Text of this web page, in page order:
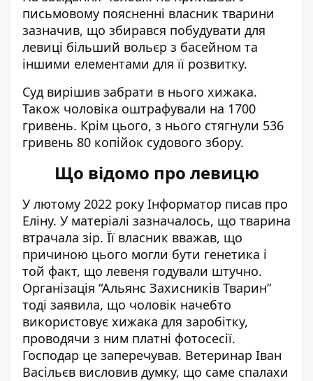
письмовому поясненні власник тварини
зазначив, що збирався побудувати для
левиці більший вольєр з басейном та
іншими елементами для її розвитку.
Суд вирішив забрати в нього хижака.
Також чоловіка оштрафували на 1700
гривень. Крім цього, з нього стягнули 536
гривень 80 копійок судового збору.
Що відомо про левицю
У лютому 2022 року Інформатор писав про
Еліну. У матеріалі зазначалось, що тварина
втрачала зір. Її власник вважав, що
причиною цього могли бути генетика і
той факт, що левеня годували штучно.
Організація “Альянс Захисників Тварин”
тоді заявила, що чоловік начебто
використовує хижака для заробітку,
проводячи з ним платні фотосесії.
Господар це заперечував. Ветеринар Іван
Васільєв висловив думку, що саме спалахи